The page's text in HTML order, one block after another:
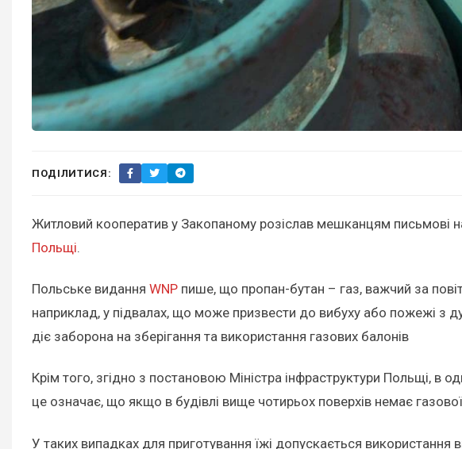
ПОДІЛИТИСЯ:
Житловий кооператив у Закопаному розіслав мешканцям письмові
Польщі.
Польське видання WNP пише, що пропан-бутан – газ, важчий за
наприклад, у підвалах, що може призвести до вибуху або пожежі з
діє заборона на зберігання та використання газових балонів
Крім того, згідно з постановою Міністра інфраструктури Польщі, в
це означає, що якщо в будівлі вище чотирьох поверхів немає
У таких випадках для приготування їжі допускається використання